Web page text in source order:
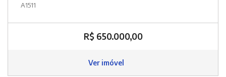
A1511
R$ 650.000,00
Ver imóvel